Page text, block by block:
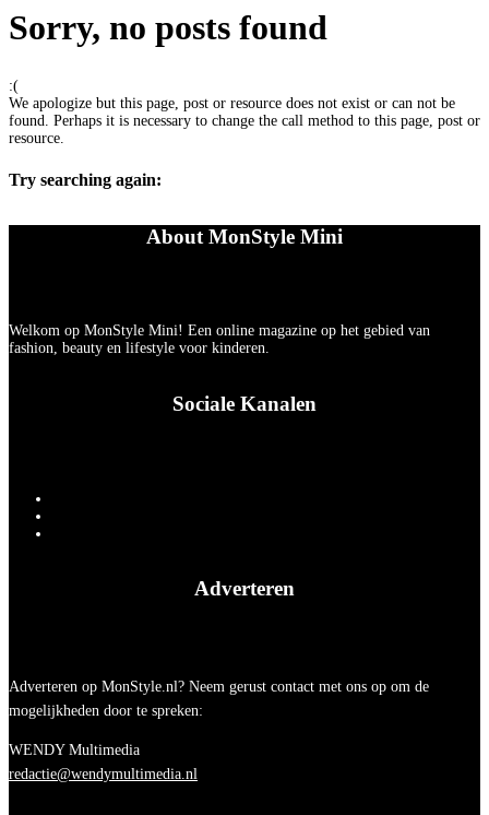
Sorry, no posts found
:(
We apologize but this page, post or resource does not exist or can not be
found. Perhaps it is necessary to change the call method to this page, post or
resource.
Try searching again:
About MonStyle Mini
Welkom op MonStyle Mini! Een online magazine op het gebied van
fashion, beauty en lifestyle voor kinderen.
Sociale Kanalen
Adverteren
Adverteren op MonStyle.nl? Neem gerust contact met ons op om de
mogelijkheden door te spreken:
WENDY Multimedia
redactie@wendymultimedia.nl